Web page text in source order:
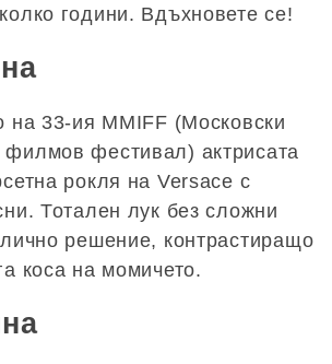
години. Вдъхновете се!
на 33-ия MMIFF (Московски
фестивал) актрисата
рокля на Versace с
Тотален лук без сложни
решение, контрастиращо
коса на момичето.